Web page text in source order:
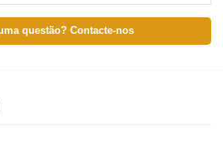
questão? Contacte-nos